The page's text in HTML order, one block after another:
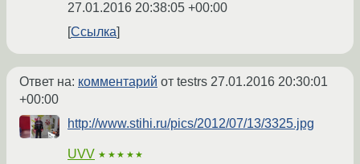
27.01.2016 20:38:05 +00:00
Ссылка
Ответ на: комментарий от testrs 27.01.2016 20:30:01
+00:00
http://www.stihi.ru/pics/2012/07/13/3325.jpg
UVV ★★★★★